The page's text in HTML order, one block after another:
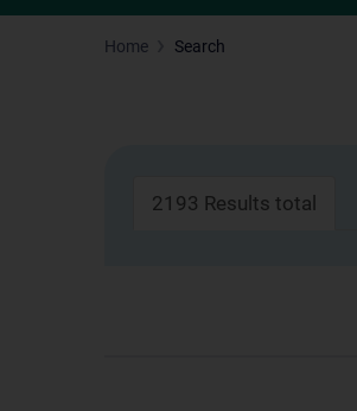
Home Search
2193 Results total